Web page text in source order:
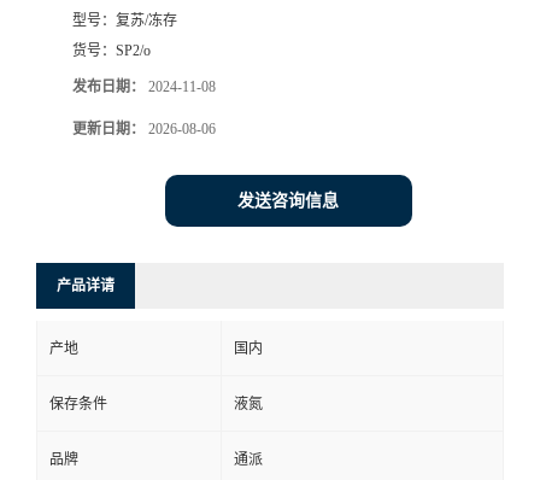
型号： 复苏/冻存
货号： SP2/o
发布日期： 2024-11-08
更新日期： 2026-08-06
发送咨询信息
产品详请
产地 国内
保存条件 液氮
品牌 通派